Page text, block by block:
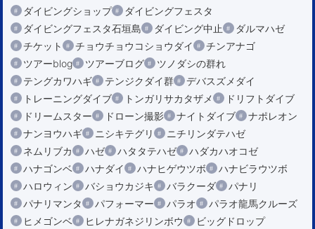
ダイビングショップ
ダイビングフェスタ
ダイビングフェスタ石垣島
ダイビング中止
ダルマハゼ
チケット
チョウチョウコショウダイ
チンアナゴ
ツアーblog
ツアーブログ
ツノダシの群れ
テングカワハギ
テンジクダイ群
デバスズメダイ
トレーニングダイブ
トンガリサカタザメ
ドリフトダイブ
ドリームスター
ドローン撮影 ナイトダイブ
ナポレオン
ナンヨウハギ
ニシキテグリ
ニチリンダテハゼ
ネムリブカ
ハゼ ハタタテハゼ
ハダカハオコゼ
ハナゴンベ
ハナダイ ハナヒゲウツボ
ハナビラウツボ
ハロウィン
バショウカジキ バラクーダ
パナリ
パナリマンタ
パフォーマー パラオ
パラオ龍馬クルーズ
ヒメゴンベ
ヒレナガネジリンボウ
ビッグドロップ